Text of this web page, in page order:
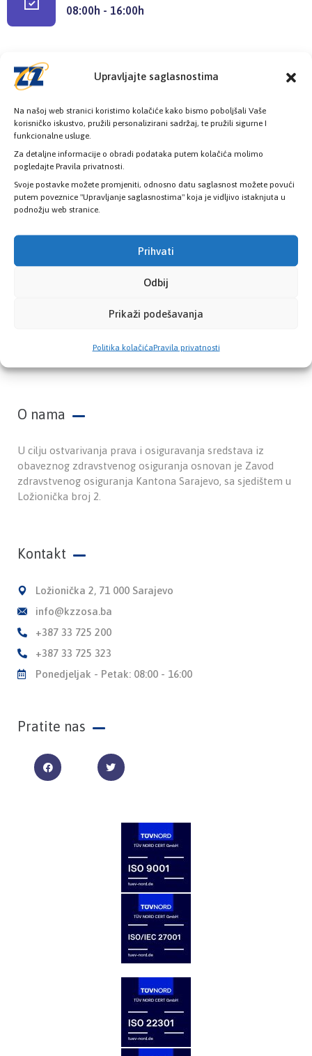
Upravljajte saglasnostima
Na našoj web stranici koristimo kolačiće kako bismo poboljšali Vaše
korisničko iskustvo, pružili personalizirani sadržaj, te pružili sigurne I
funkcionalne usluge.
Za detaljne informacije o obradi podataka putem kolačića molimo
pogledajte Pravila privatnosti.
Svoje postavke možete promjeniti, odnosno datu saglasnost možete povući
putem poveznice "Upravljanje saglasnostima" koja je vidljivo istaknjuta u
podnožju web stranice.
Prihvati
Odbij
Prikaži podešavanja
Politika kolačićaPravila privatnosti
08:00h - 16:00h
Provjerite status vaše elektronske
zdravstvene kartice
PROVJERITE STATUS
O nama
U cilju ostvarivanja prava i osiguravanja sredstava iz
obaveznog zdravstvenog osiguranja osnovan je Zavod
zdravstvenog osiguranja Kantona Sarajevo, sa sjedištem u
Ložionička broj 2.
Kontakt
Ložionička 2, 71 000 Sarajevo
info@kzzosa.ba
+387 33 725 200
+387 33 725 323
Ponedjeljak - Petak: 08:00 - 16:00
Pratite nas